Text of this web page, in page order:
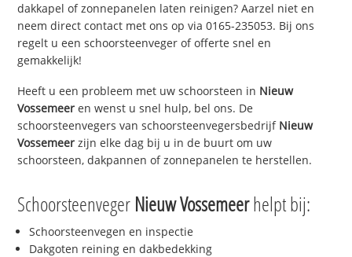
dakkapel of zonnepanelen laten reinigen? Aarzel niet en
neem direct contact met ons op via 0165-235053. Bij ons
regelt u een schoorsteenveger of offerte snel en
gemakkelijk!
Heeft u een probleem met uw schoorsteen in Nieuw
Vossemeer en wenst u snel hulp, bel ons. De
schoorsteenvegers van schoorsteenvegersbedrijf Nieuw
Vossemeer zijn elke dag bij u in de buurt om uw
schoorsteen, dakpannen of zonnepanelen te herstellen.
Schoorsteenveger Nieuw Vossemeerhelpt bij:
Schoorsteenvegen en inspectie
Dakgoten reining en dakbedekking